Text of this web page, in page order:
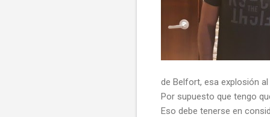
de Belfort, esa explosión
Por supuesto que tengo
Eso debe tenerse en